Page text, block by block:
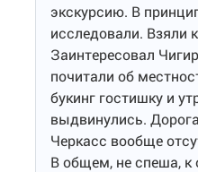
экскурсию. В
исследовали. Взяли
Заинтересовал
почитали об
букинг гостишку и
выдвинулись.
Черкасс вообще
В общем, не спеша, к